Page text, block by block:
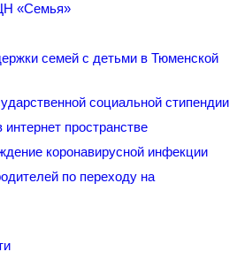
«Семья»
семей с детьми в Тюменской
социальной стипендии
пространстве
коронавирусной инфекции
по переходу на